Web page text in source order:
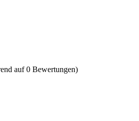
auf 0 Bewertungen)